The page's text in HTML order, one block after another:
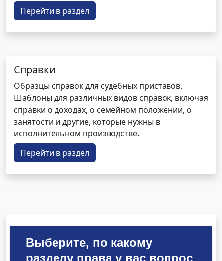
Перейти в раздел
Справки
Образцы справок для судебных приставов.
Шаблоны для различных видов справок, включая
справки о доходах, о семейном положении, о
занятости и другие, которые нужны в
исполнительном производстве.
Перейти в раздел